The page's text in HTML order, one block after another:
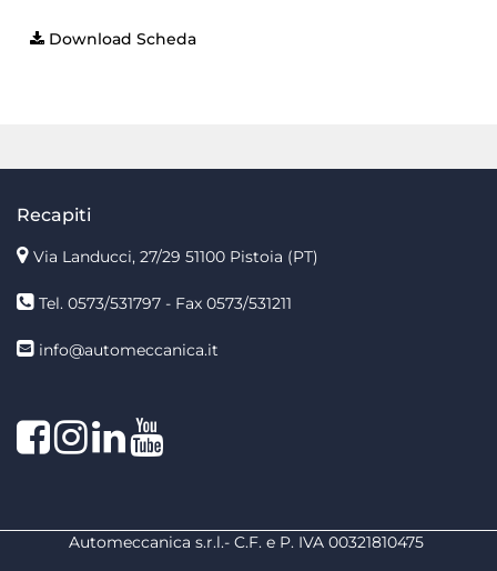
Download Scheda
Recapiti
Via Landucci, 27/29 51100 Pistoia (PT)
Tel. 0573/531797 - Fax 0573/531211
info@automeccanica.it
FacebookInstagram
linkedin
Automeccanica s.r.l.- C.F. e P. IVA 00321810475